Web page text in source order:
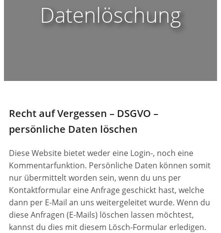
Datenlöschung
Recht auf Vergessen – DSGVO –
persönliche Daten löschen
Diese Website bietet weder eine Login-, noch eine
Kommentarfunktion. Persönliche Daten können somit
nur übermittelt worden sein, wenn du uns per
Kontaktformular eine Anfrage geschickt hast, welche
dann per E-Mail an uns weitergeleitet wurde. Wenn du
diese Anfragen (E-Mails) löschen lassen möchtest,
kannst du dies mit diesem Lösch-Formular erledigen.